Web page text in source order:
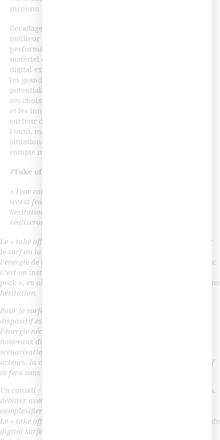
inconnu
Cet adage est aussi vrai pour le digital learning. Le
meilleur outil n’est pas forcément celui qui sera
performant dans tous les contextes ! Choisir son
matériel est donc une des capacités clés du surfeur
digital expérimenté. Pour y parvenir, il devra connaitre
les grands types d’outils, être en veille sur les prix, les
potentialités, mais rester réaliste et pragmatique dans
ses choix. Le marché du digital learning est si prolifique
et les innovations technologiques si rapides que notre
surfeur digital ne doit pas tomber dans le piège de
l’outil, mais bien faire son choix en fonction des
situations d’apprentissage et des stratégies digitales qu’il
compte mettre en place.
#Take off
« Fear causes hesitation, and hesitation will cause your
worst fears to come true.
hésitations et l’hésitation fera que vos pires craintes se
réaliseront.») – Patrick Swayze – Point Break
Le « take off » est l’instant le plus critique en surf, deux issus :
le surf ou la chute. C’est le moment où, lorsque l’on sent
l’énergie de la vague nous porter, on décide de se lever et surfer.
C’est un instant précis, qu’il faut anticiper en se plaçant au «
peak », en observant les mouvements de la mer et se lancer sans
hésitation.
Pour le surfeur digital, c’est identique, le lancement d’un
dispositif est crucial ! Le surfeur digital doit capter tout
l’énergie nécessaire et embarquer avec lui tous les acteurs des
nouveaux dispositifs de formation. La préparation et la
scénarisation de son dispositif, la définition des rôle des
acteurs, la communication fera que le « take off » de dispositif
se fera sans hésitation.
Un conseil : commencez sur de petites vagues, et par extension,
débutez avec de petits projets pour progressivement
complexifier vos dispositifs !
Le « take off » nécessite de la réactivité, c’est une capacité clé du
digital surfeur. C’est un savant mélange entre la lecture de